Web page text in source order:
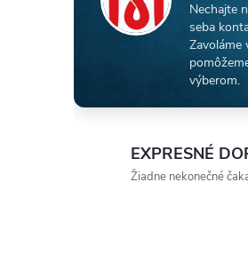
Nechajte
seba
Zavoláme
výberom.
EXPRESNÉ
Žiadne nekonečné